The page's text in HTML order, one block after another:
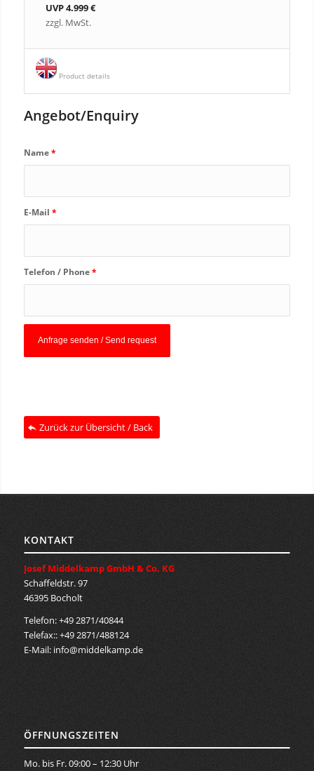
UVP 4.999 €
zzgl. MwSt.
Product details
Angebot/Enquiry
Name*
E-Mail *
Telefon / Phone*
Zurück zur Übersicht / Back
KONTAKT
Josef Middelkamp GmbH & Co. KG
Schaffeldstr. 97
46395 Bocholt
Telefon: +49 2871/40844
Telefax:: +49 2871/488124
E-Mail: info@middelkamp.de
ÖFFNUNGSZEITEN
Mo. bis Fr. 09:00 – 12:30 Uhr